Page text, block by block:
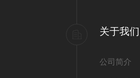
关于我们
公司简介